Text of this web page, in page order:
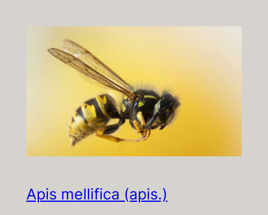
Apis mellifica (apis.)